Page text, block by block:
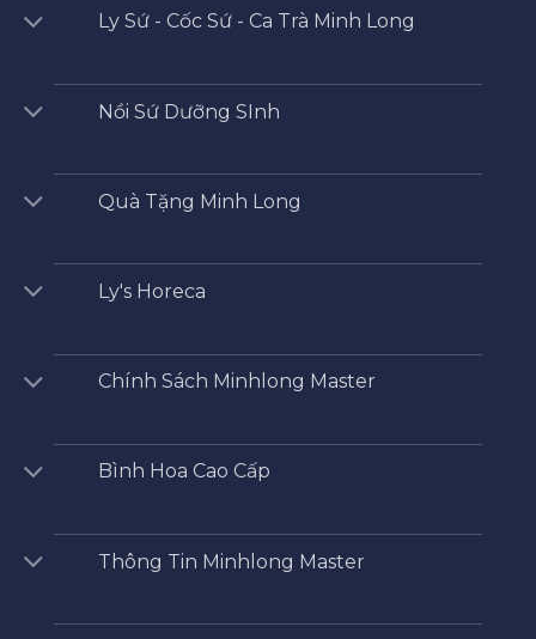
Ly Sứ - Cốc Sứ - Ca Trà Minh Long
Nồi Sứ Dưỡng SInh
Quà Tặng Minh Long
Ly's Horeca
Chính Sách Minhlong Master
Bình Hoa Cao Cấp
Thông Tin Minhlong Master